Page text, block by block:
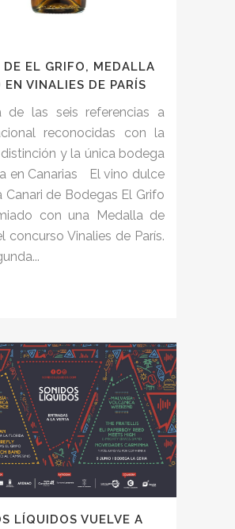
DE EL GRIFO, MEDALLA
EN VINALIES DE PARÍS
de las seis referencias a
reconocidas con la
y la única bodega
en Canarias El vino dulce
Canari de Bodegas El Grifo
con una Medalla de
concurso Vinalies de París.
LÍQUIDOS VUELVE A